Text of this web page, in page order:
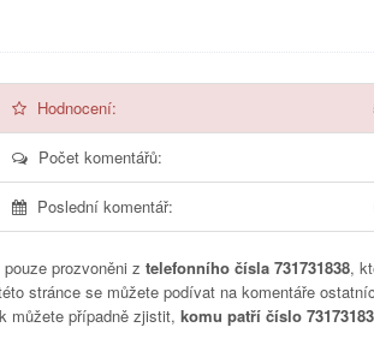
Hodnocení:
Počet komentářů:
Poslední komentář:
prozvoněni z telefonního čísla 731731838,
stránce se můžete podívat na komentáře
můžete případně zjistit, komu patří číslo